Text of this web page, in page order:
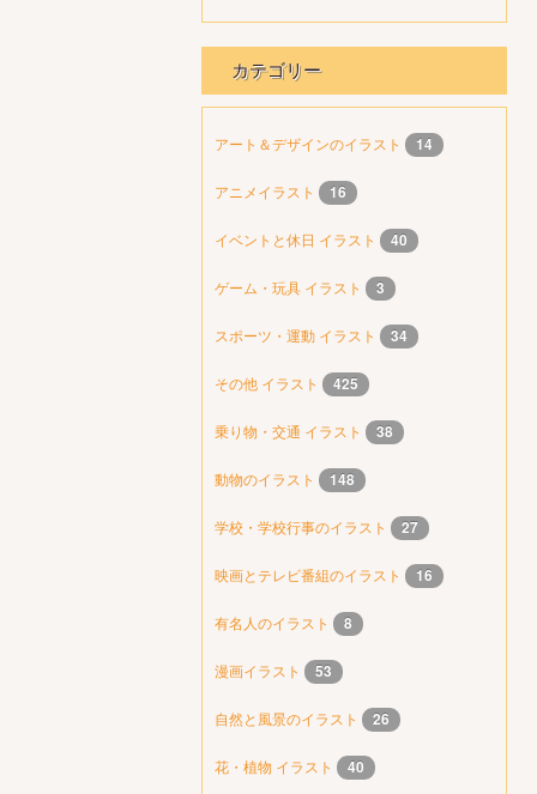
カテゴリー
アート＆デザインのイラスト 14
アニメイラスト 16
イベントと休日 イラスト 40
ゲーム・玩具 イラスト 3
スポーツ・運動 イラスト 34
その他 イラスト 425
乗り物・交通 イラスト 38
動物のイラスト 148
学校・学校行事のイラスト 27
映画とテレビ番組のイラスト 16
有名人のイラスト 8
漫画イラスト 53
自然と風景のイラスト 26
花・植物 イラスト 40